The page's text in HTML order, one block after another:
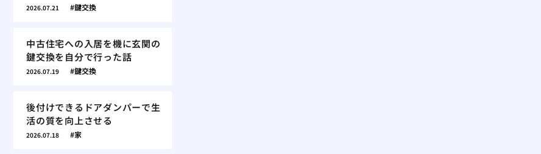
2026.07.21 鍵交換
中古住宅への入居を機に玄関の
鍵交換を自分で行った話
2026.07.19 鍵交換
後付けできるドアダンパーで生
活の質を向上させる
2026.07.18 家